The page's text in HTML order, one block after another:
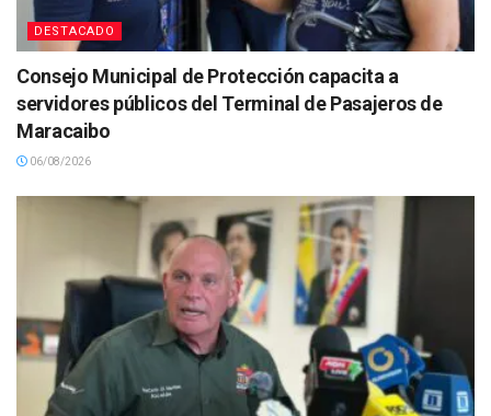
DESTACADO
Consejo Municipal de Protección capacita a
servidores públicos del Terminal de Pasajeros de
Maracaibo
06/08/2026